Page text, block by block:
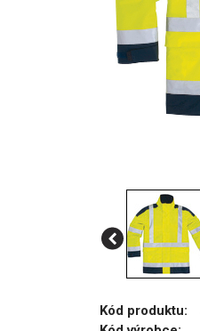
Kód produktu: